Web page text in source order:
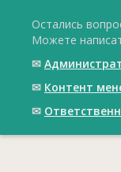
Остались
Можете
✉
✉ Контент
✉